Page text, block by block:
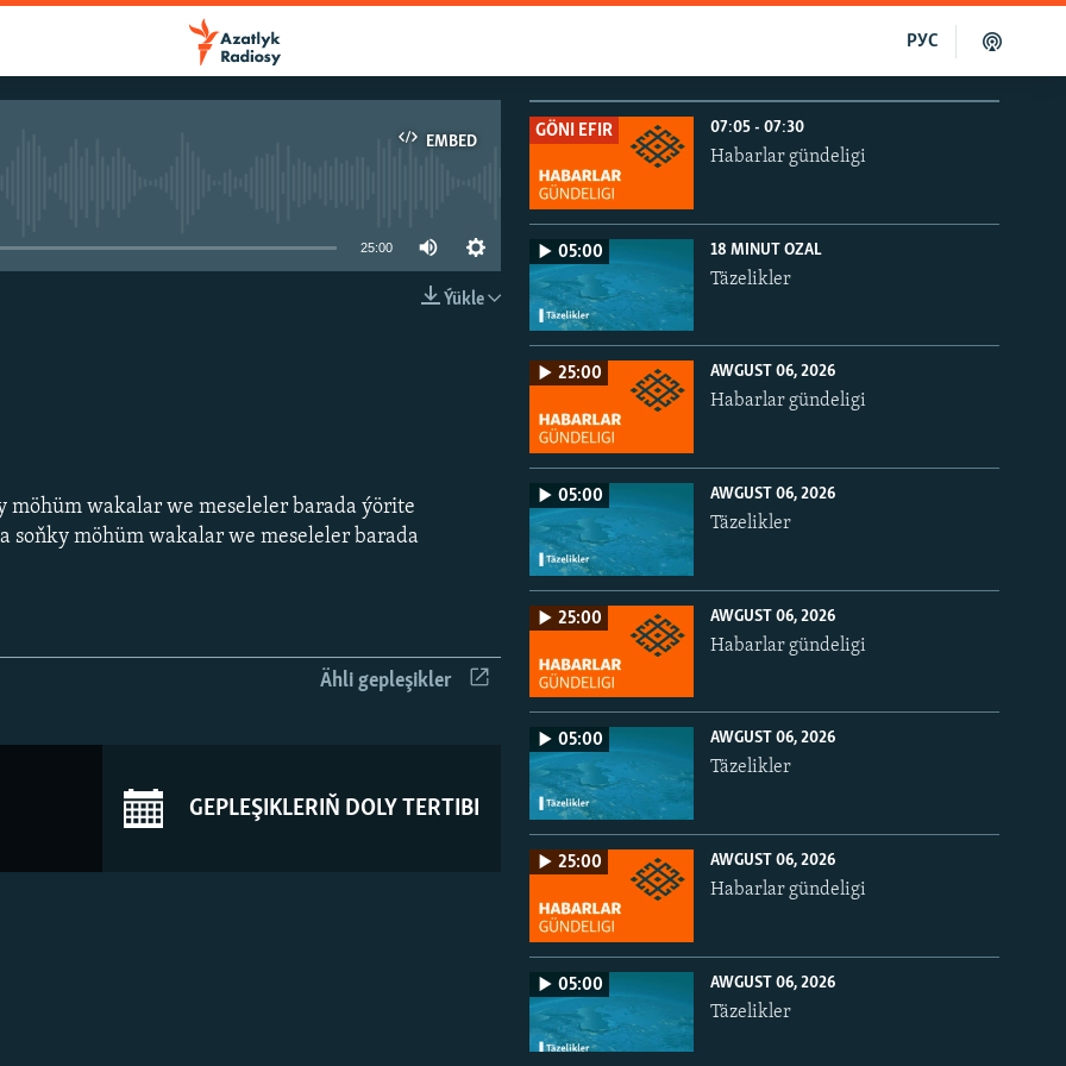
РУС
EMBED
25:00
Ýükle
wakalar we meseleler barada ýörite
soňky möhüm wakalar we meseleler barada
Ähli gepleşikler
GEPLEŞIKLERIŇ DOLY TERTIBI
GÖNI EFIR 07:05 - 07:30
Habarlar gündeligi
05:00 18 MINUT OZAL
Täzelikler
25:00 AWGUST 06, 2026
Habarlar gündeligi
05:00 AWGUST 06, 2026
Täzelikler
25:00 AWGUST 06, 2026
Habarlar gündeligi
05:00 AWGUST 06, 2026
Täzelikler
25:00 AWGUST 06, 2026
Habarlar gündeligi
05:00 AWGUST 06, 2026
Täzelikler